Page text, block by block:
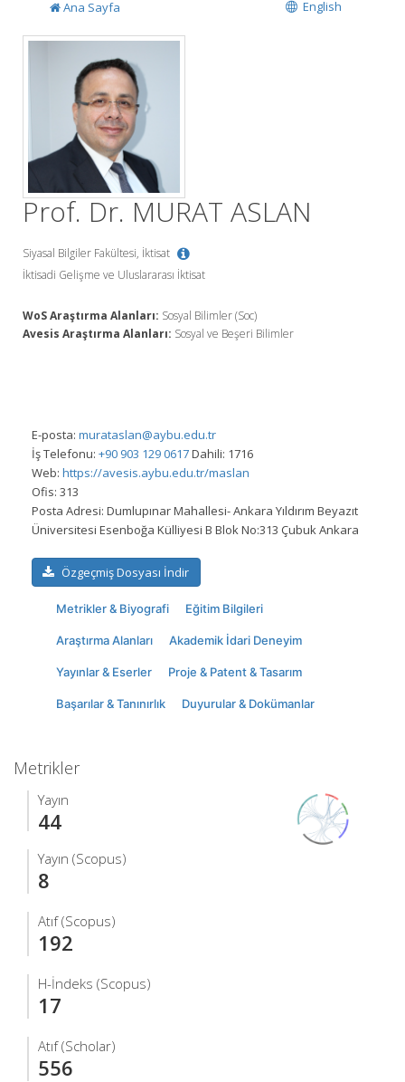
English
Ana Sayfa
Prof. Dr. MURAT ASLAN
Siyasal Bilgiler Fakültesi, İktisat
İktisadi Gelişme ve Uluslararası İktisat
WoS Araştırma Alanları: Sosyal Bilimler (Soc)
Avesis Araştırma Alanları: Sosyal ve Beşeri Bilimler
E-posta: murataslan@aybu.edu.tr
İş Telefonu: +90 903 129 0617Dahili: 1716
Web: https://avesis.aybu.edu.tr/maslan
Ofis: 313
Posta Adresi: Dumlupınar Mahallesi- Ankara Yıldırım Beyazıt
Üniversitesi Esenboğa Külliyesi B Blok No:313 Çubuk Ankara
Özgeçmiş Dosyası İndir
Metrikler & Biyografi Eğitim Bilgileri
Araştırma Alanları Akademik İdari Deneyim
Yayınlar & Eserler Proje & Patent & Tasarım
Başarılar & Tanınırlık Duyurular & Dokümanlar
Metrikler
Yayın
44
Yayın (Scopus)
8
Atıf (Scopus)
192
H-İndeks (Scopus)
17
Atıf (Scholar)
556